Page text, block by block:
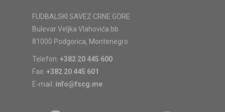
FUDBALSKI SAVEZ CRNE GORE
Bulevar Veljka Vlahovića bb
81000 Podgorica, Montenegro
Telefon: +382 20 445 600
Fax: +382 20 445 601
E-mail: info@fscg.me